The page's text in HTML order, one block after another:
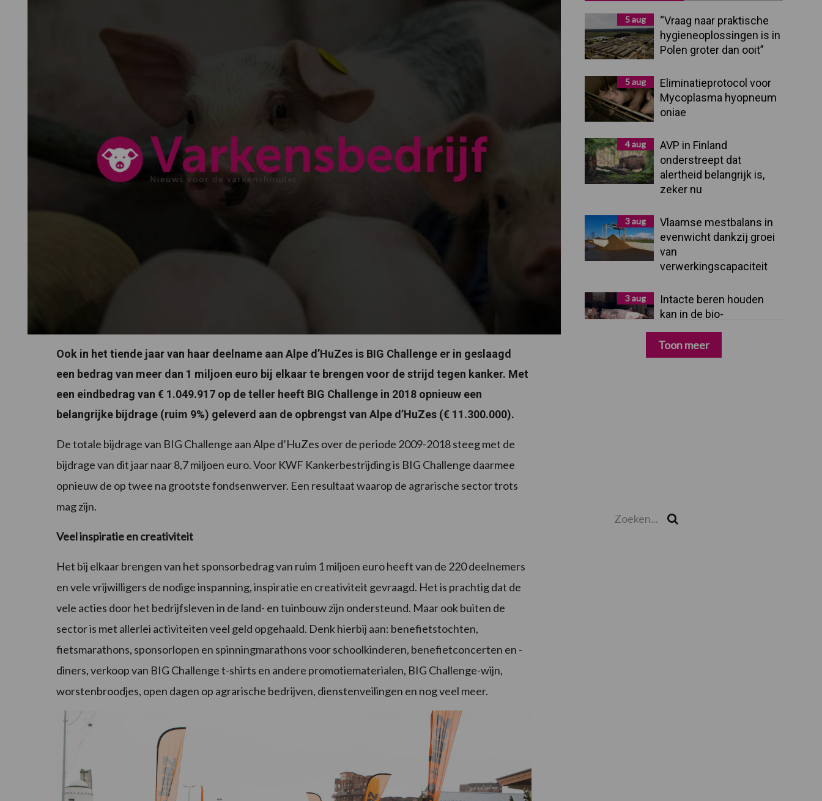
Ook in het tiende jaar van haar deelname aan Alpe d’HuZes is BIG Challenge er in geslaagd
een bedrag van meer dan 1 miljoen euro bij elkaar te brengen voor de strijd tegen kanker. Met
een eindbedrag van € 1.049.917 op de teller heeft BIG Challenge in 2018 opnieuw een
belangrijke bijdrage (ruim 9%) geleverd aan de opbrengst van Alpe d’HuZes (€ 11.300.000).
De totale bijdrage van BIG Challenge aan Alpe d’HuZes over de periode 2009-2018 steeg met de
bijdrage van dit jaar naar 8,7 miljoen euro. Voor KWF Kankerbestrijding is BIG Challenge daarmee
opnieuw de op twee na grootste fondsenwerver. Een resultaat waarop de agrarische sector trots
mag zijn.
Veel inspiratie en creativiteit
Het bij elkaar brengen van het sponsorbedrag van ruim 1 miljoen euro heeft van de 220 deelnemers
en vele vrijwilligers de nodige inspanning, inspiratie en creativiteit gevraagd. Het is prachtig dat de
vele acties door het bedrijfsleven in de land- en tuinbouw zijn ondersteund. Maar ook buiten de
sector is met allerlei activiteiten veel geld opgehaald. Denk hierbij aan: benefietstochten,
fietsmarathons, sponsorlopen en spinningmarathons voor schoolkinderen, benefietconcerten en -
diners, verkoop van BIG Challenge t-shirts en andere promotiematerialen, BIG Challenge-wijn,
worstenbroodjes, open dagen op agrarische bedrijven, dienstenveilingen en nog veel meer.
Sidebar5 aug
“Vraag naar praktische
hygieneoplossingen is in
Polen groter dan ooit”
5 aug
Eliminatieprotocol voor
Mycoplasma hyopneum
oniae
4 aug
AVP in Finland
onderstreept dat
alertheid belangrijk is,
zeker nu
3 aug
Vlaamse mestbalans in
evenwicht dankzij groei
van
verwerkingscapaciteit
3 aug
Intacte beren houden
kan in de bio-
dan moet alles kloppen
Toon meer